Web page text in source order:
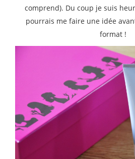
comprend). Du coup je suis
pourrais me faire une idée
format !